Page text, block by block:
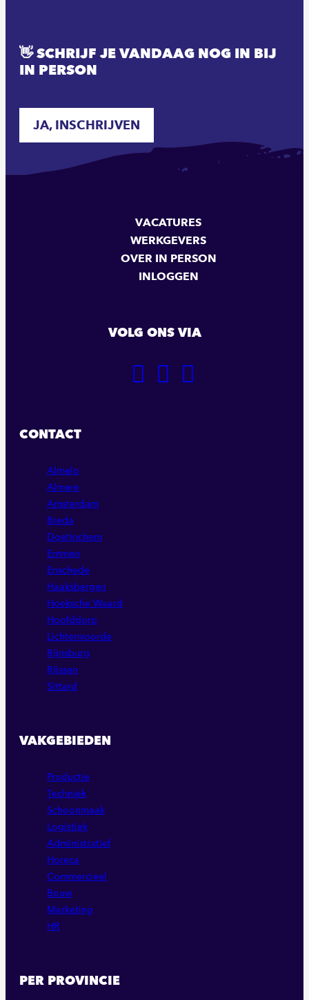
👋 SCHRIJF JE VANDAAG NOG IN BIJ
IN PERSON
JA, INSCHRIJVEN
VACATURES
WERKGEVERS
OVER IN PERSON
INLOGGEN
VOLG ONS VIA
GA
GA
CONTACT
Almelo
Almere
Amsterdam
Breda
Doetinchem
Emmen
Enschede
Haaksbergen
Hoeksche Waard
Hoofddorp
Lichtenvoorde
Rijnsburg
Rijssen
Sittard
VAKGEBIEDEN
Productie
Techniek
Schoonmaak
Logistiek
Administratief
Horeca
Commercieel
Bouw
Marketing
HR
PER PROVINCIE